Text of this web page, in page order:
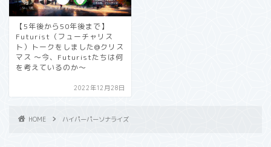
【5年後から50年後まで】
Futurist（フューチャリス
ト）トークをしました@クリス
マス 〜今、Futuristたちは何
を考えているのか〜
2022年12月28日
HOME ハイパーパーソナライズ